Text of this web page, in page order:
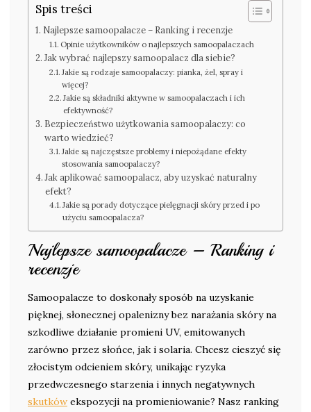
Spis treści
Najlepsze samoopalacze – Ranking i recenzje
Opinie użytkowników o najlepszych samoopalaczach
Jak wybrać najlepszy samoopalacz dla siebie?
Jakie są rodzaje samoopalaczy: pianka, żel, spray i
więcej?
Jakie są składniki aktywne w samoopalaczach i ich
efektywność?
Bezpieczeństwo użytkowania samoopalaczy: co
warto wiedzieć?
Jakie są najczęstsze problemy i niepożądane efekty
stosowania samoopalaczy?
Jak aplikować samoopalacz, aby uzyskać naturalny
efekt?
Jakie są porady dotyczące pielęgnacji skóry przed i po
użyciu samoopalacza?
Najlepsze samoopalacze – Ranking i
recenzje
Samoopalacze to doskonały sposób na uzyskanie
pięknej, słonecznej opalenizny bez narażania skóry na
szkodliwe działanie promieni UV, emitowanych
zarówno przez słońce, jak i solaria. Chcesz cieszyć się
złocistym odcieniem skóry, unikając ryzyka
przedwczesnego starzenia i innych negatywnych
skutków ekspozycji na promieniowanie? Nasz ranking